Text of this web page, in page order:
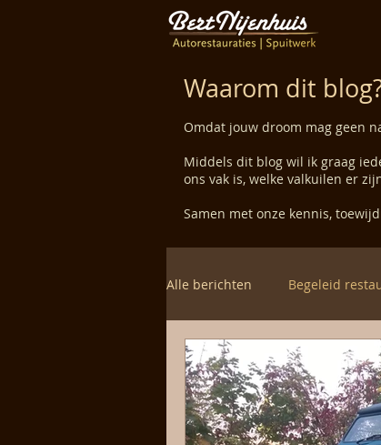
Waarom dit
Omdat jouw droom mag geen
Middels dit blog wil ik graag
ons vak is, welke valkuilen er
Samen met onze kennis,
Alle berichten Begeleid